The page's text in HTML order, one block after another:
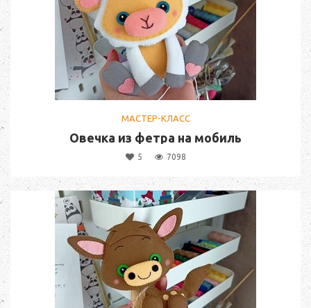
МАСТЕР-КЛАСС
Овечка из фетра на мобиль
5 7098